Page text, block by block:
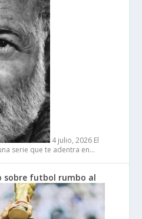
4 julio, 2026 El
serie que te adentra en…
sobre futbol rumbo al